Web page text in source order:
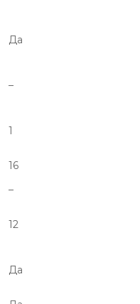
Да
–
1
16
–
12
Да